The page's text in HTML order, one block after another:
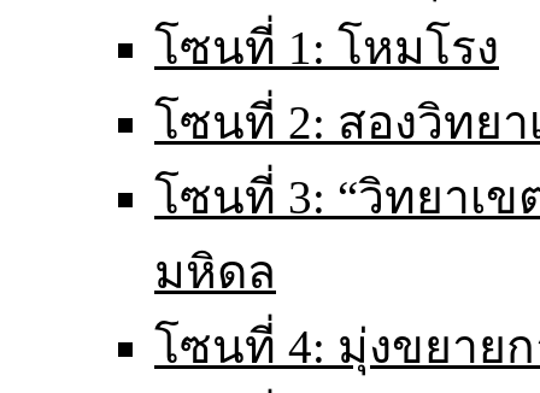
โซนที่ 1: โหมโรง
โซนที่ 2: สองวิทย
โซนที่ 3: “วิทยาเ
มหิดล
โซนที่ 4: มุ่งขยาย